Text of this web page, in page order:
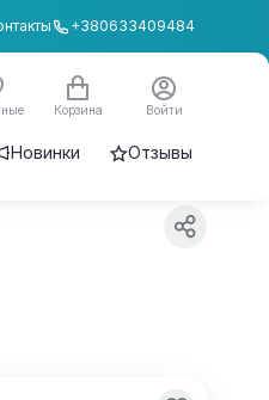
+380633409484
Корзина Войти
Новинки Отзывы